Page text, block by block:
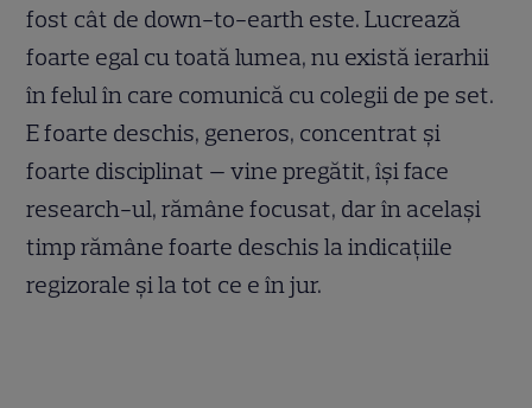
fost cât de down-to-earth este. Lucrează
foarte egal cu toată lumea, nu există ierarhii
în felul în care comunică cu colegii de pe set.
E foarte deschis, generos, concentrat și
foarte disciplinat — vine pregătit, își face
research-ul, rămâne focusat, dar în același
timp rămâne foarte deschis la indicațiile
regizorale și la tot ce e în jur.